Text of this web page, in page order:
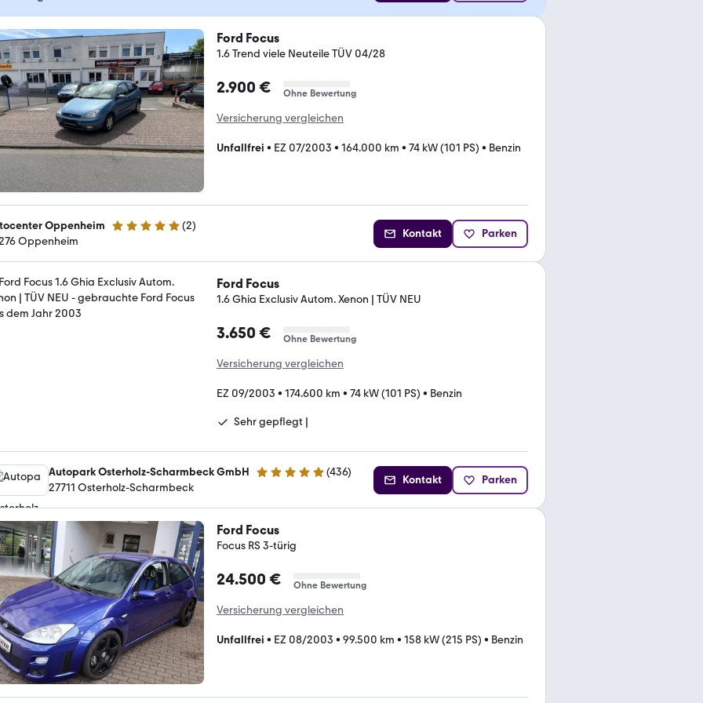
Ford Focus
1.6 Trend viele Neuteile TÜV 04/28
2.900 € Ohne Bewertung
Versicherung vergleichen
Unfallfrei • EZ 07/2003 • 164.000 km • 74 kW (101 PS) • Benzin
Oppenheim 5 Sterne (2)
Oppenheim
Kontakt Parken
Ford Focus
1.6 Ghia Exclusiv Autom. Xenon | TÜV NEU
3.650 € Ohne Bewertung
Versicherung vergleichen
EZ 09/2003 • 174.600 km • 74 kW (101 PS) • Benzin
Sehr gepflegt |
Autopark Osterholz-Scharmbeck GmbH 4.9 Sterne (436)
27711 Osterholz-Scharmbeck
Kontakt Parken
Ford Focus
Focus RS 3-türig
24.500 € Ohne Bewertung
Versicherung vergleichen
Unfallfrei • EZ 08/2003 • 99.500 km • 158 kW (215 PS) • Benzin